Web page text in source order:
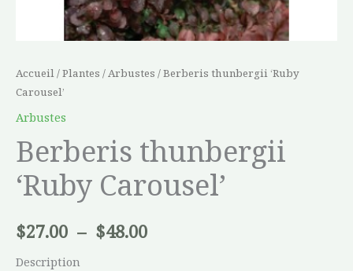
Accueil/Plantes /Arbustes / Berberis thunbergii ‘Ruby
Carousel’
Arbustes
Berberis thunbergii
‘Ruby Carousel’
$27.00 – $48.00
Description